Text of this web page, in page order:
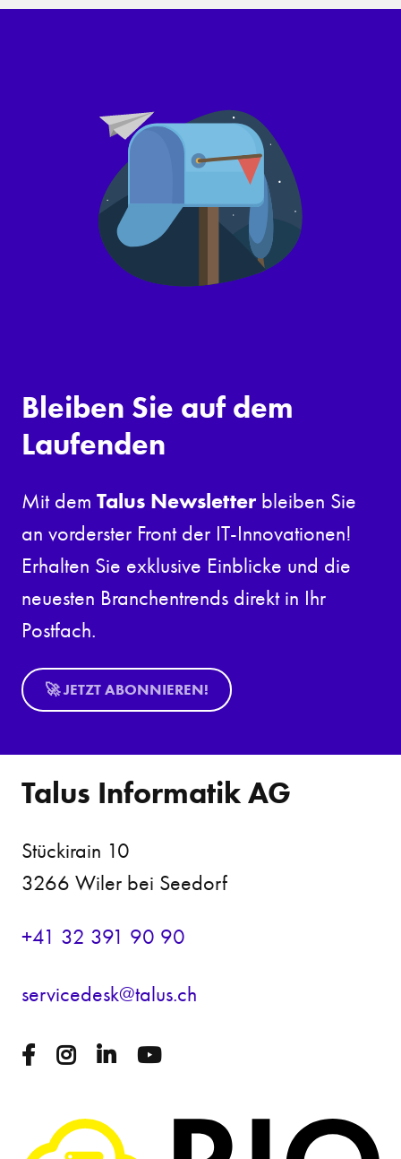
Bleiben Sie auf dem
Laufenden
Mit dem Talus Newsletter bleiben Sie
an vorderster Front der IT-Innovationen!
Erhalten Sie exklusive Einblicke und die
neuesten Branchentrends direkt in Ihr
Postfach.
🚀 JETZT ABONNIEREN!
Talus Informatik AG
Stückirain 10
3266 Wiler bei Seedorf
+41 32 391 90 90
s rv c d sk t l s ch